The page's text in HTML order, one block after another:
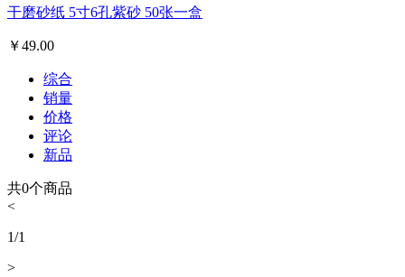
干磨砂纸 5寸6孔紫砂 50张一盒
￥49.00
综合
销量
价格
评论
新品
共0个商品
<
1/1
>